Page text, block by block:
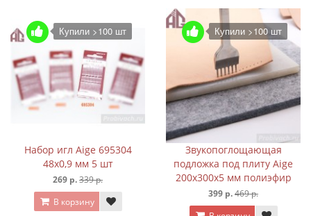
Купили >100 шт
Набор игл Aige 695304
48х0,9 мм 5 шт
269 р.339 р.
В корзину
Купили >100 шт
Звукопоглощающая
подложка под плиту Aige
200х300х5 мм полиэфир
399 р.469 р.